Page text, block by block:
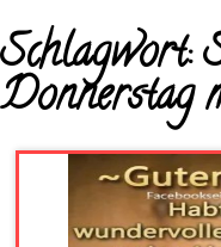
Startseite
Neue Bilder
Schlagwort:
Donnerstag